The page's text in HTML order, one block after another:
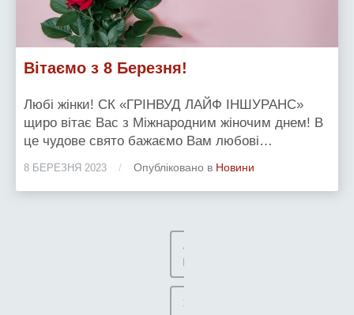
Вітаємо з 8 Березня!
Любі жінки! СК «ГРІНВУД ЛАЙФ ІНШУРАНС»
щиро вітає Вас з Міжнародним жіночим днем! В
це чудове свято бажаємо Вам любові…
8 БЕРЕЗНЯ 2023 / Опубліковано в Новини
«
Назад
1